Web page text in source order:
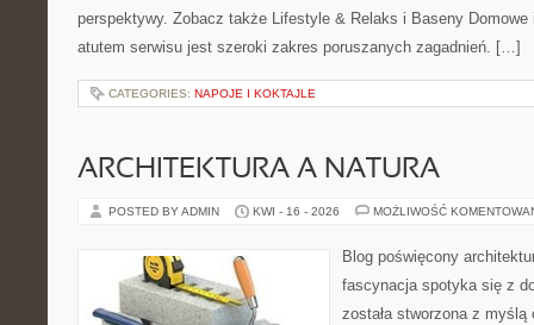
perspektywy. Zobacz także Lifestyle & Relaks i Baseny Domowe
atutem serwisu jest szeroki zakres poruszanych zagadnień. […]
CATEGORIES: NAPOJE I KOKTAJLE
ARCHITEKTURA A NATURA
POSTED BY ADMIN KWI - 16 - 2026 MOŻLIWOŚĆ
Blog poświęcony
fascynacja spotyka się z
została stworzona z